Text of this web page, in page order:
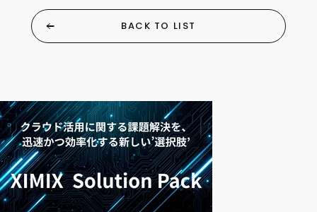
BACK TO LIST